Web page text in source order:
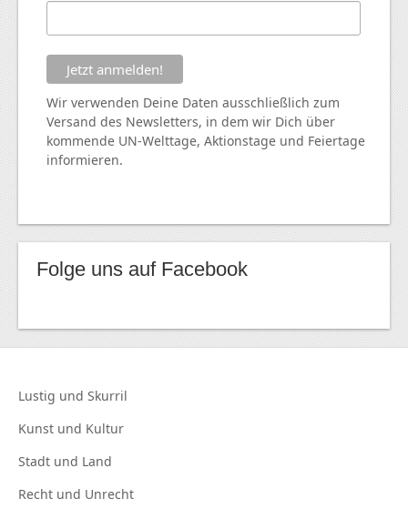
Wir verwenden Deine Daten ausschließlich zum
Versand des Newsletters, in dem wir Dich über
kommende UN-Welttage, Aktionstage und Feiertage
informieren.
Folge uns auf Facebook
Lustig und Skurril
Kunst und Kultur
Stadt und Land
Recht und Unrecht